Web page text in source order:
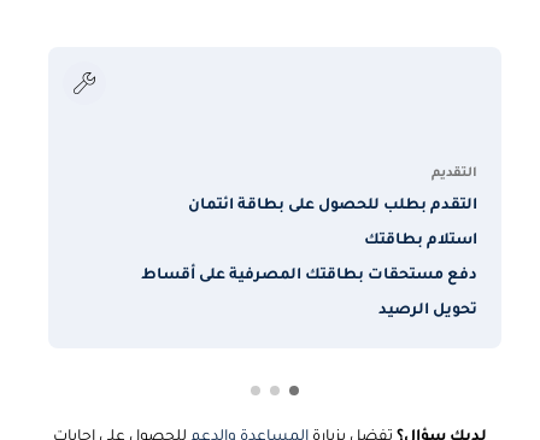
التقديم
التقدم بطلب للحصول على بطاقة ائتمان
استلام بطاقتك
دفع مستحقات بطاقتك المصرفية على أقساط
تحويل الرصيد